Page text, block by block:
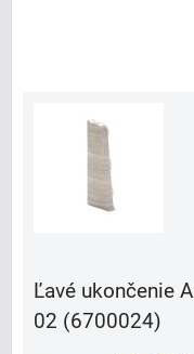
Ľavé ukončenie
02 (6700024)